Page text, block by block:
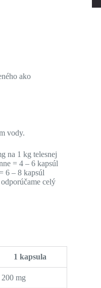
ako
vody.
na 1 kg telesnej
= 4 – 6 kapsúl
6 – 8 kapsúl
celý
1 kapsula
200 mg